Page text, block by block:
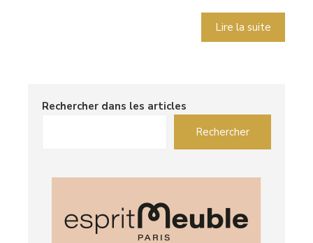
Lire la suite
Rechercher dans les articles
Rechercher